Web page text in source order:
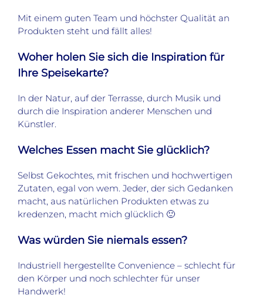
Mit einem guten Team und höchster Qualität an
Produkten steht und fällt alles!
Woher holen Sie sich die Inspiration für
Ihre Speisekarte?
In der Natur, auf der Terrasse, durch Musik und
durch die Inspiration anderer Menschen und
Künstler.
Welches Essen macht Sie glücklich?
Selbst Gekochtes, mit frischen und hochwertigen
Zutaten, egal von wem. Jeder, der sich Gedanken
macht, aus natürlichen Produkten etwas zu
kredenzen, macht mich glücklich 🙂
Was würden Sie niemals essen?
Industriell hergestellte Convenience – schlecht für
den Körper und noch schlechter für unser
Handwerk!